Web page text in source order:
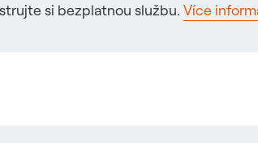
si bezplatnou službu. Více